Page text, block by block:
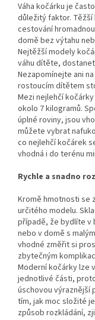
Váha kočárku je
důležitý faktor.
cestování
domě bez výtahu
Nejtěžší modely
váhu dítěte,
Nezapomínejte ani
rostoucím dítětem
Mezi nejlehčí
okolo 7 kilogramů.
úplné roviny, jsou
můžete vybrat
co nejlehčí kočárek
vhodná i do terénu
Rychle a snadno
Kromě hmotnosti se
určitého modelu.
případě, že bydlíte v
nebo v domě s
vhodné změřit si
zbytečným
Moderní kočárky lze
jednotlivé části,
úschovou výraznější
tím, jak moc složité
způsob rozkládání,